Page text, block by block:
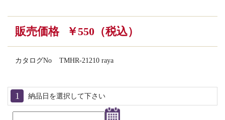
販売価格 ￥550（税込）
カタログNo TMHR-21210 raya
納品日を選択して下さい